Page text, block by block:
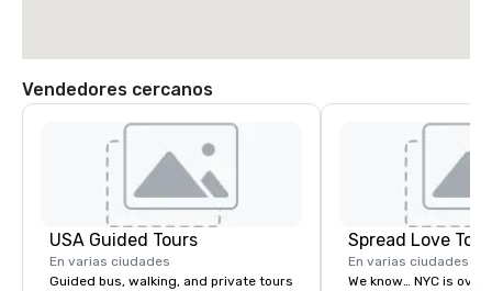
Vendedores cercanos
USA Guided Tours
En varias ciudades
Guided bus, walking, and private tours
Spread Love
En varias ciudades
We know… NYC is